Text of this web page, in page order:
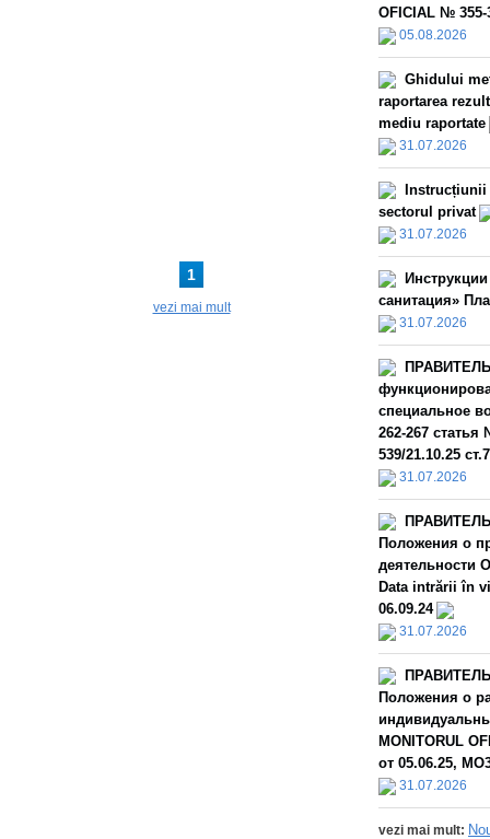
1
vezi mai mult
OFICIAL №
05.08.2026
Ghidului
raportarea
mediu raportate
31.07.2026
sectorul privat
31.07.2026
санитация»
31.07.2026
специальное
262-267
539/21.10.25
31.07.2026
Положения о
деятельности
Data intrării în
06.09.24
31.07.2026
Положения о
MONITORUL
от 05.06.25,
31.07.2026
vezi mai mult: